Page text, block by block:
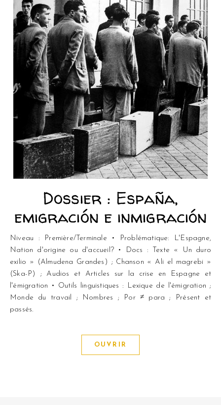
Dossier : España,
emigración e inmigración
Niveau : Première/Terminale • Problématique: L'Espagne,
Nation d'origine ou d'accueil? • Docs : Texte « Un duro
exilio » (Almudena Grandes) ; Chanson « Ali el magrebi »
(Ska-P) ; Audios et Articles sur la crise en Espagne et
l'émigration • Outils linguistiques : Lexique de l'émigration ;
Monde du travail ; Nombres ; Por ≠ para ; Présent et
passés.
OUVRIR